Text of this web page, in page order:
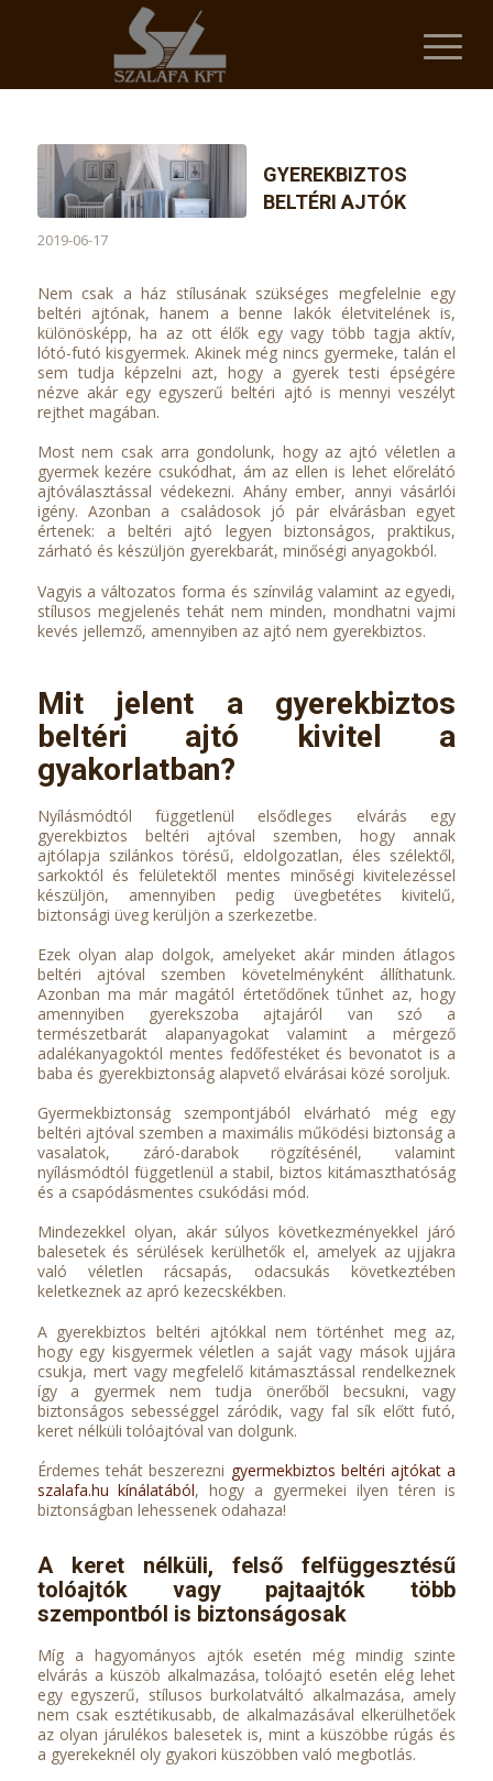
GYEREKBIZTOS
BELTÉRI AJTÓK
2019-06-17
Nem csak a ház stílusának szükséges megfelelnie egy
beltéri ajtónak, hanem a benne lakók életvitelének is,
különösképp, ha az ott élők egy vagy több tagja aktív,
lótó-futó kisgyermek. Akinek még nincs gyermeke, talán el
sem tudja képzelni azt, hogy a gyerek testi épségére
nézve akár egy egyszerű beltéri ajtó is mennyi veszélyt
rejthet magában.
Most nem csak arra gondolunk, hogy az ajtó véletlen a
gyermek kezére csukódhat, ám az ellen is lehet előrelátó
ajtóválasztással védekezni. Ahány ember, annyi vásárlói
igény. Azonban a családosok jó pár elvárásban egyet
értenek: a beltéri ajtó legyen biztonságos, praktikus,
zárható és készüljön gyerekbarát, minőségi anyagokból.
Vagyis a változatos forma és színvilág valamint az egyedi,
stílusos megjelenés tehát nem minden, mondhatni vajmi
kevés jellemző, amennyiben az ajtó nem gyerekbiztos.
Mit jelent a gyerekbiztos
beltéri ajtó kivitel a
gyakorlatban?
Nyílásmódtól függetlenül elsődleges elvárás egy
gyerekbiztos beltéri ajtóval szemben, hogy annak
ajtólapja szilánkos törésű, eldolgozatlan, éles szélektől,
sarkoktól és felületektől mentes minőségi kivitelezéssel
készüljön, amennyiben pedig üvegbetétes kivitelű,
biztonsági üveg kerüljön a szerkezetbe.
Ezek olyan alap dolgok, amelyeket akár minden átlagos
beltéri ajtóval szemben követelményként állíthatunk.
Azonban ma már magától értetődőnek tűnhet az, hogy
amennyiben gyerekszoba ajtajáról van szó a
természetbarát alapanyagokat valamint a mérgező
adalékanyagoktól mentes fedőfestéket és bevonatot is a
baba és gyerekbiztonság alapvető elvárásai közé soroljuk.
Gyermekbiztonság szempontjából elvárható még egy
beltéri ajtóval szemben a maximális működési biztonság a
vasalatok, záró-darabok rögzítésénél, valamint
nyílásmódtól függetlenül a stabil, biztos kitámaszthatóság
és a csapódásmentes csukódási mód.
Mindezekkel olyan, akár súlyos következményekkel járó
balesetek és sérülések kerülhetők el, amelyek az ujjakra
való véletlen rácsapás, odacsukás következtében
keletkeznek az apró kezecskékben.
A gyerekbiztos beltéri ajtókkal nem történhet meg az,
hogy egy kisgyermek véletlen a saját vagy mások ujjára
csukja, mert vagy megfelelő kitámasztással rendelkeznek
így a gyermek nem tudja önerőből becsukni, vagy
biztonságos sebességgel záródik, vagy fal sík előtt futó,
keret nélküli tolóajtóval van dolgunk.
Érdemes tehát beszerezni gyermekbiztos beltéri ajtókat a
szalafa.hu kínálatából, hogy a gyermekei ilyen téren is
biztonságban lehessenek odahaza!
A keret nélküli, felső felfüggesztésű
tolóajtók vagy pajtaajtók több
szempontból is biztonságosak
Míg a hagyományos ajtók esetén még mindig szinte
elvárás a küszöb alkalmazása, tolóajtó esetén elég lehet
egy egyszerű, stílusos burkolatváltó alkalmazása, amely
nem csak esztétikusabb, de alkalmazásával elkerülhetőek
az olyan járulékos balesetek is, mint a küszöbbe rúgás és
a gyerekeknél oly gyakori küszöbben való megbotlás.